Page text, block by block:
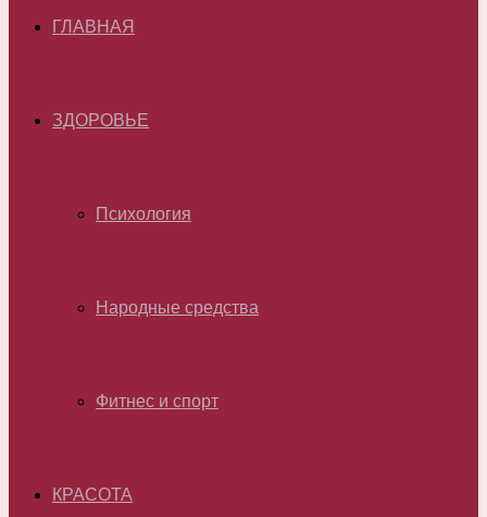
ГЛАВНАЯ
ЗДОРОВЬЕ
Психология
Народные средства
Фитнес и спорт
КРАСОТА